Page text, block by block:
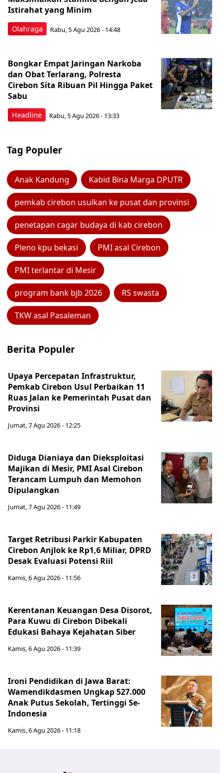
Olahraga
Istirahat yang Minim
Rabu, 5 Agu 2026 - 14:48
Headline
Bongkar Empat Jaringan Narkoba
dan Obat Terlarang, Polresta
Cirebon Sita Ribuan Pil Hingga Paket
Sabu
Rabu, 5 Agu 2026 - 13:33
Tag Populer
Anak Kandung Kabid Bina Marga DPUTR
pemkab cirebon usulkan ke pusat dan provinsi
penetapan cagar budaya di kab cirebon
Pleno kpu bekasi PMI asal Cirebon
PMI terlantar di Mesir
program bank bjb 2026 RS swasta
TKW asal Pasaleman
Berita Populer
Upaya Percepatan Infrastruktur,
Pemkab Cirebon Usul Perbaikan 11
Ruas Jalan ke Pemerintah Pusat dan
Provinsi
Jumat, 7 Agu 2026 - 12:25
Diduga Dianiaya dan Dieksploitasi
Majikan di Mesir, PMI Asal Cirebon
Terancam Lumpuh dan Memohon
Dipulangkan
Jumat, 7 Agu 2026 - 11:49
Target Retribusi Parkir Kabupaten
Cirebon Anjlok ke Rp1,6 Miliar, DPRD
Desak Evaluasi Potensi Riil
Kamis, 6 Agu 2026 - 11:56
Kerentanan Keuangan Desa Disorot,
Para Kuwu di Cirebon Dibekali
Edukasi Bahaya Kejahatan Siber
Kamis, 6 Agu 2026 - 11:39
Ironi Pendidikan di Jawa Barat:
Wamendikdasmen Ungkap 527.000
Anak Putus Sekolah, Tertinggi Se-
Indonesia
Kamis, 6 Agu 2026 - 11:18